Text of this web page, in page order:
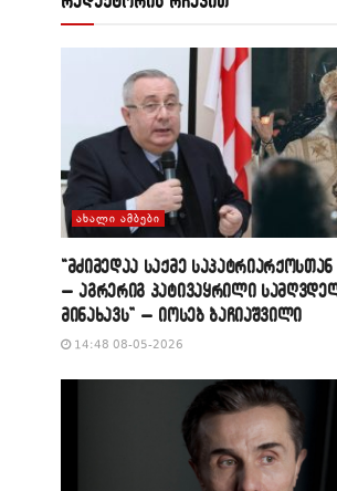
ᲐᲮᲐᲚᲘ ᲐᲛᲑᲔᲑᲘ
“მძიმედაა საქმე
– აგრერიგ პატივაყრილი
მინახავს” – იოსებ ბაჩიაშვილი
14:48 08-05-2026